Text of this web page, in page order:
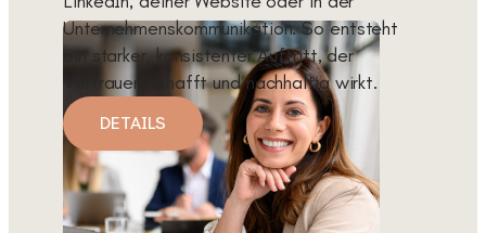
Unternehmenskommunikation. So entsteht
ein starker, konsistenter Auftritt, der
Vertrauen schafft und nachhaltig wirkt.
DETAILS